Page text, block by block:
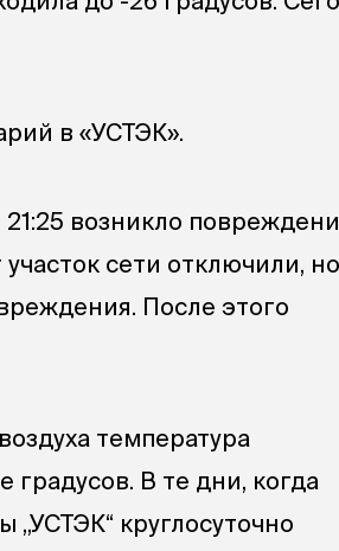
в «УСТЭК».
21:25 возникло
сети отключили,
После этого
температура
градусов. В те дни, когда
„УСТЭК“ круглосуточно